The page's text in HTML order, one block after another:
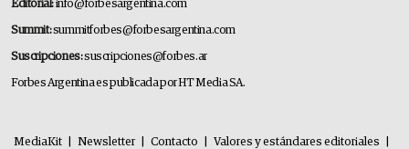
Editorial:info@forbesargentina.com
Summit:summitforbes@forbesargentina.com
Suscripciones:suscripciones@forbes.ar
Forbes Argentina es publicada por HT Media SA.
MediaKit Newsletter Contacto Valores y estándares editoriales